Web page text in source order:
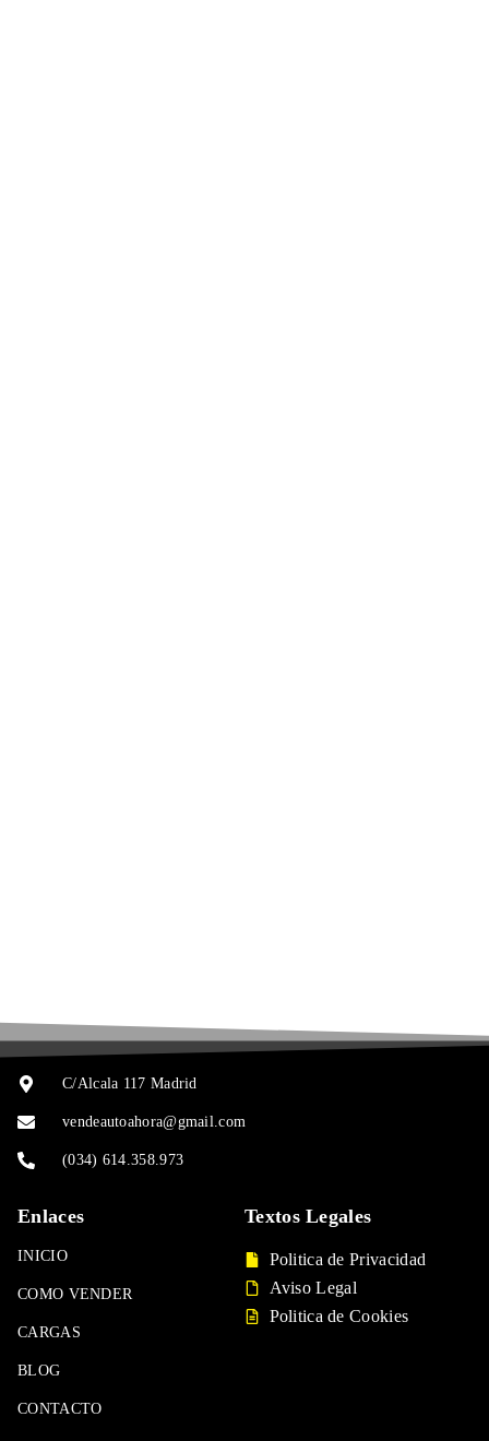
C/Alcala 117 Madrid
vendeautoahora@gmail.com
(034) 614.358.973
Enlaces
INICIO
COMO VENDER
CARGAS
BLOG
CONTACTO
Textos Legales
Politica de Privacidad
Aviso Legal
Politica de Cookies